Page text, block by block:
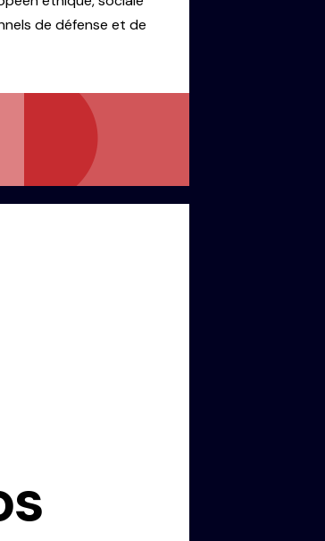
de défense et de